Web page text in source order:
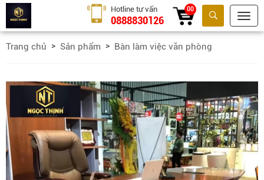
Tìm kiếm
Hotline tư vấn
0888830126
00
Trang chủ Sản phẩm Bàn làm việc văn phòng